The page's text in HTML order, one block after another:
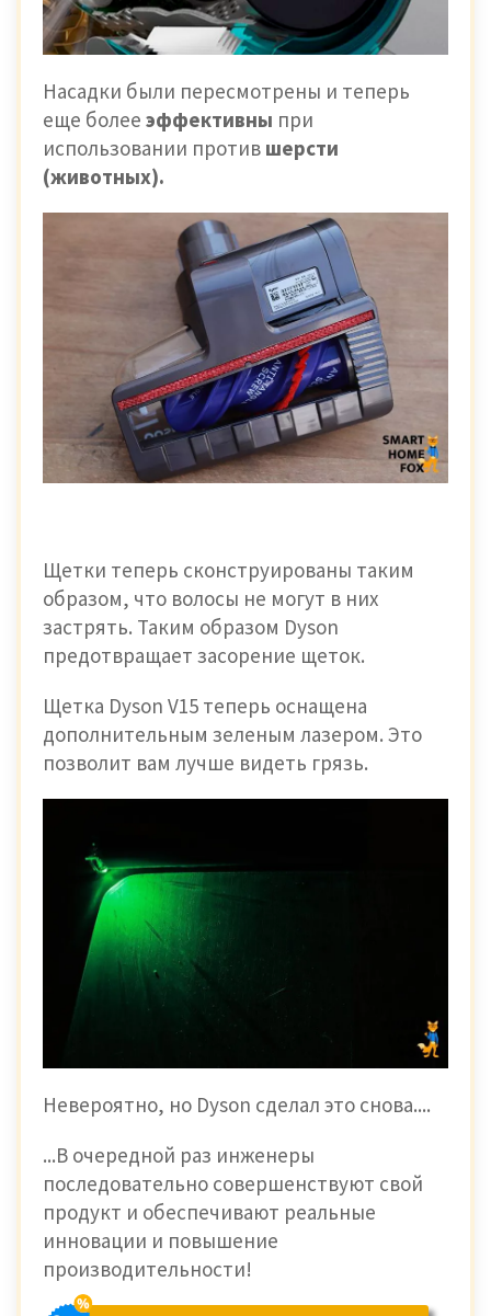
Насадки были пересмотрены и теперь
еще более эффективны при
использовании против шерсти
(животных).
Щетки теперь сконструированы таким
образом, что волосы не могут в них
застрять. Таким образом Dyson
предотвращает засорение щеток.
Щетка Dyson V15 теперь оснащена
дополнительным зеленым лазером. Это
позволит вам лучше видеть грязь.
Невероятно, но Dyson сделал это снова....
...В очередной раз инженеры
последовательно совершенствуют свой
продукт и обеспечивают реальные
инновации и повышение
производительности!